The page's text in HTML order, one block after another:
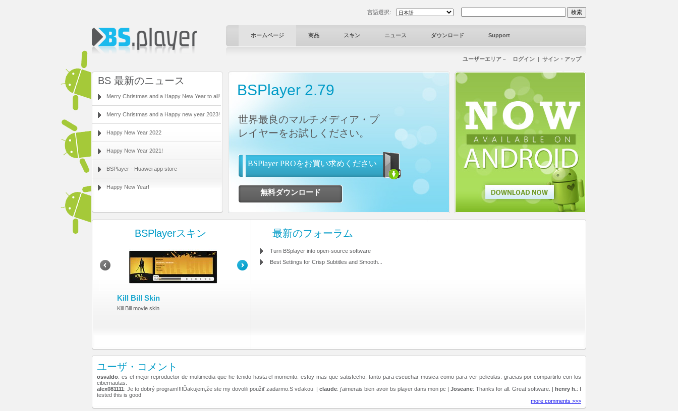
言語選択:
ホームページ 商品 スキン ニュース ダウンロード Support
ユーザーエリア－ ログイン | サイン・アップ
BS 最新のニュース
Merry Christmas and a Happy New Year to all!
Merry Christmas and a Happy new year 2023!
Happy New Year 2022
Happy New Year 2021!
BSPlayer - Huawei app store
Happy New Year!
BSPlayer 2.79
世界最良のマルチメディア・プ
レイヤーをお試しください。
BSPlayer PROをお買い求めください
無料ダウンロード
BSPlayerスキン
Kill Bill Skin
Kill Bill movie skin
最新のフォーラム
Turn BSplayer into open-source software
Best Settings for Crisp Subtitles and Smooth...
ユーザ・コメント
osvaldo: es el mejor reproductor de multimedia que he tenido hasta el momento. estoy mas que satisfecho, tanto para escuchar musica como para ver peliculas. gracias por compartirlo con los
cibernautas.
alex081111: Je to dobrý program!!!!Ďakujem,že ste my dovolili použiť zadarmo.S vďakou |claude: j'aimerais bien avoir bs player dans mon pc | Joseane: Thanks for all. Great software. | henry h.: I
tested this is good
more comments >>>